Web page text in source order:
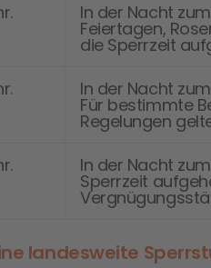
In der Nacht
Feiertagen,
die Sperrzeit
In der Nacht
Für bestimmte
Regelungen
In der Nacht zum
Sperrzeit
landesweite